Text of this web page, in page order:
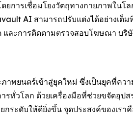
ารเชื่อมโยงวัตถุทางกายภาพในโ
AI สามารถปรับแต่งได้อย่างเ
ละการติดตามตรวจสอบโฆษณา บริ
พยนตร์เข้าสู่ยุคใหม่ ซึ่งเป็นยุคที่คว
ทั่วโลก ด้วยเครื่องมือที่ช่วยขจัดอุ
ระดับให้ดียิ่งขึ้น จุดประสงค์ของเร